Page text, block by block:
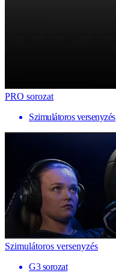
PRO sorozat
Szimulátoros versenyzés
Szimulátoros versenyzés
G3 sorozat